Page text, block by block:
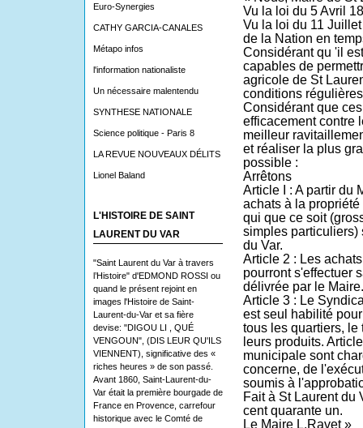
Euro-Synergies
CATHY GARCIA-CANALES
Métapo infos
l'information nationaliste
Un nécessaire malentendu
SYNTHESE NATIONALE
Science politique - Paris 8
LA REVUE NOUVEAUX DÉLITS
Lionel Baland
L'HISTOIRE DE SAINT
LAURENT DU VAR
"Saint Laurent du Var à travers
l’Histoire" d'EDMOND ROSSI ou
quand le présent rejoint en
images l'Histoire de Saint-
Laurent-du-Var et sa fière
devise: "DIGOU LI , QUÉ
VENGOUN", (DIS LEUR QU'ILS
VIENNENT), significative des «
riches heures » de son passé.
Avant 1860, Saint-Laurent-du-
Var était la première bourgade de
France en Provence, carrefour
historique avec le Comté de
Vu la loi du 5 Avril
Vu la loi du 11
de la Nation en
Considérant qu 'il
capables de
agricole de St
conditions
Considérant que
efficacement contre
meilleur
et réaliser la plus
possible :
Arrêtons
Article I : A partir du
achats à la
qui que ce soit
simples particuliers)
du Var.
Article 2 : Les
pourront s'effectuer
délivrée par le Maire.
Article 3 : Le
est seul habilité
tous les quartiers, le
leurs produits.
municipale sont
concerne, de
soumis à
Fait à St Laurent du
cent quarante un.
Le Maire L.Ravet »